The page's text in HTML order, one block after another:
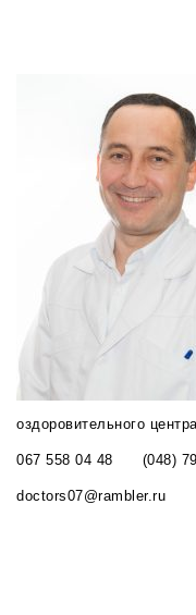
оздоровительного
067 558 04 48 (048)
doctors07@rambler.ru